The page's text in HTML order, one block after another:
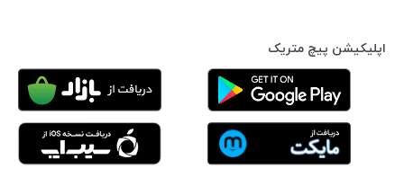
اپلیکیشن پیچ متریک